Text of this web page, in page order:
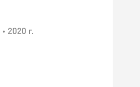
• 2020 г.